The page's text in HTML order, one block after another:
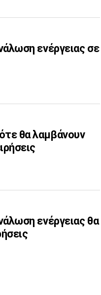
ενέργειας σε
θα λαμβάνουν
ενέργειας θα